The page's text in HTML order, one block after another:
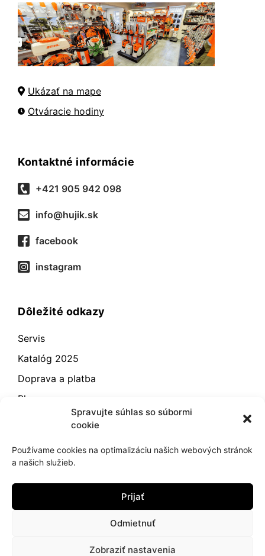
Spravujte súhlas so súbormi
cookie
Používame cookies na optimalizáciu našich webových stránok
a našich služieb.
Prijať
Odmietnuť
Zobraziť nastavenia
Ukázať na mape
Otváracie hodiny
Kontaktné informácie
+421 905 942 098
info@hujik.sk
facebook
instagram
Dôležité odkazy
Servis
Katalóg 2025
Doprava a platba
Blog
Odstúpenie od zmluvy
Zásady používania súborov cookie (EÚ)